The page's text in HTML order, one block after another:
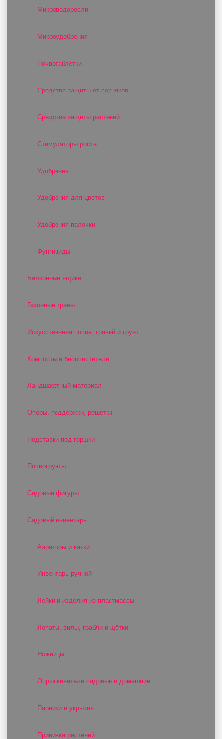
Микроводоросли
Микроудобрения
Почвотаблетки
Средства защиты от сорняков
Средства защиты растений
Стимуляторы роста
Удобрения
Удобрения для цветов
Удобрения палочки
Фунгициды
Балконные ящики
Газонные травы
Искусственная почва, гравий и грунт
Компосты и биоочистители
Ландшафтный материал
Опоры, поддержки, решетки
Подставки под горшки
Почвогрунты
Садовые фигуры
Садовый инвентарь
Аэраторы и катки
Инвентарь ручной
Лейки и изделия из пластмассы
Лопаты, вилы, грабли и щётки
Ножницы
Опрыскиватели садовые и домашние
Парники и укрытия
Прививка растений